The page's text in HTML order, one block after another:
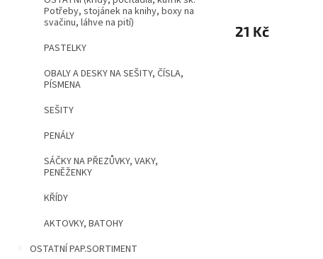
Potřeby, stojánek na knihy, boxy na
svačinu, láhve na pití)
PASTELKY
OBALY A DESKY NA SEŠITY, ČÍSLA,
PÍSMENA
SEŠITY
PENÁLY
SÁČKY NA PŘEZŮVKY, VAKY,
PENĚŽENKY
KŘÍDY
AKTOVKY, BATOHY
OSTATNÍ PAP.SORTIMENT
21 Kč